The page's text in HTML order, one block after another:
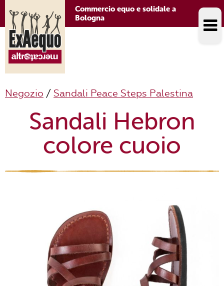
Commercio equo e solidale a
Bologna
Negozio / Sandali Peace Steps Palestina
Sandali Hebron
colore cuoio